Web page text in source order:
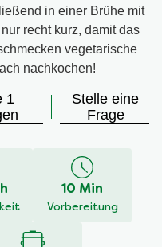
in einer Brühe mit
recht kurz, damit das
vegetarische
nachkochen!
1
Stelle eine
Frage
10 Min
Vorbereitung